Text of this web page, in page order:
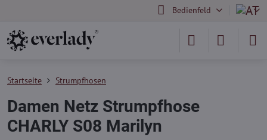
Bedienfeld
Startseite Strumpfhosen
Damen Netz Strumpfhose
CHARLY S08 Marilyn